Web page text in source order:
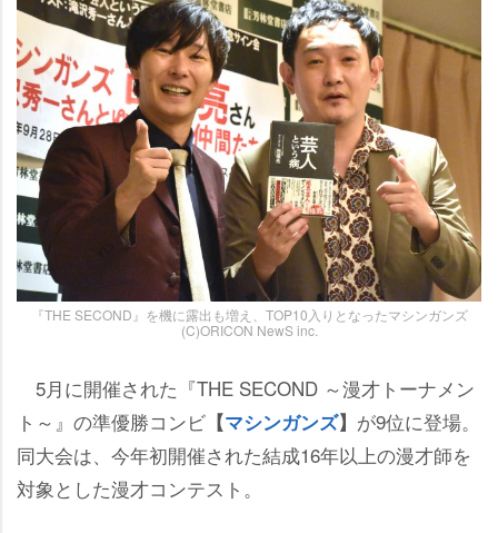
『THE SECOND』を機に露出も増え、TOP10入りとなったマシンガンズ
(C)ORICON NewS inc.
5月に開催された『THE SECOND ～漫才トーナメン
ト～』の準優勝コンビ 【マシンガンズ】 が9位に登場。
同大会は、今年初開催された結成16年以上の漫才師を
対象とした漫才コンテスト。